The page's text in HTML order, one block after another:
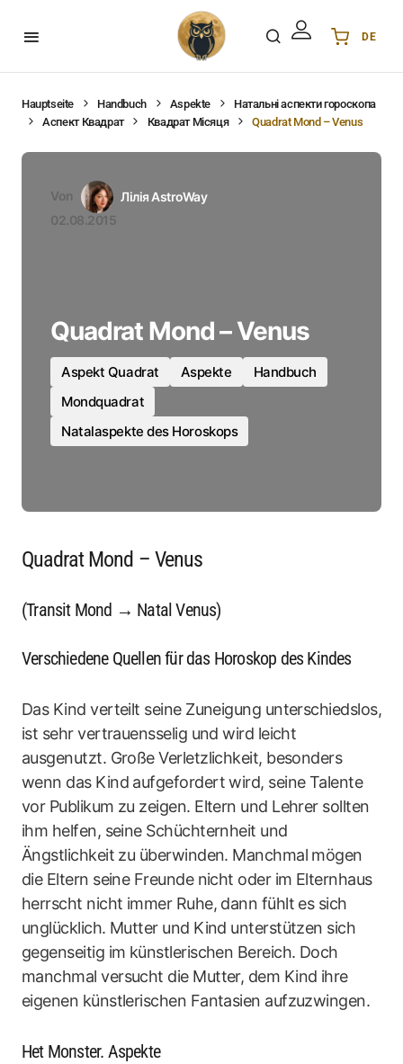
DE
English
DE Deutsch
PL Polski
Hauptseite Handbuch Aspekte
Натальні аспекти гороскопа
Аспект Квадрат
Квадрат Місяця Quadrat Mond – Venus
Von
Лілія AstroWay
02.08.2015
Quadrat Mond – Venus
Aspekt Quadrat Aspekte
Handbuch
Mondquadrat
Natalaspekte des Horoskops
Quadrat Mond – Venus
(Transit Mond → Natal Venus)
Verschiedene Quellen für das Horoskop des Kindes
Das Kind verteilt seine Zuneigung unterschiedslos,
ist sehr vertrauensselig und wird leicht
ausgenutzt. Große Verletzlichkeit, besonders
wenn das Kind aufgefordert wird, seine Talente
vor Publikum zu zeigen. Eltern und Lehrer sollten
ihm helfen, seine Schüchternheit und
Ängstlichkeit zu überwinden. Manchmal mögen
die Eltern seine Freunde nicht oder im Elternhaus
herrscht nicht immer Ruhe, dann fühlt es sich
unglücklich. Mutter und Kind unterstützen sich
gegenseitig im künstlerischen Bereich. Doch
manchmal versucht die Mutter, dem Kind ihre
eigenen künstlerischen Fantasien aufzuzwingen.
Het Monster. Aspekte